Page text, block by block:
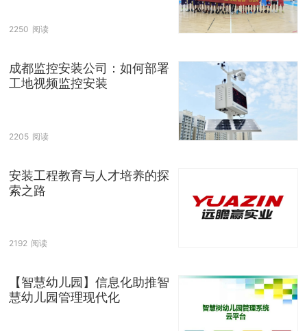
2250 阅读
成都监控安装公司：如何部署
工地视频监控安装
2205 阅读
安装工程教育与人才培养的探
索之路
2192 阅读
【智慧幼儿园】信息化助推智
慧幼儿园管理现代化